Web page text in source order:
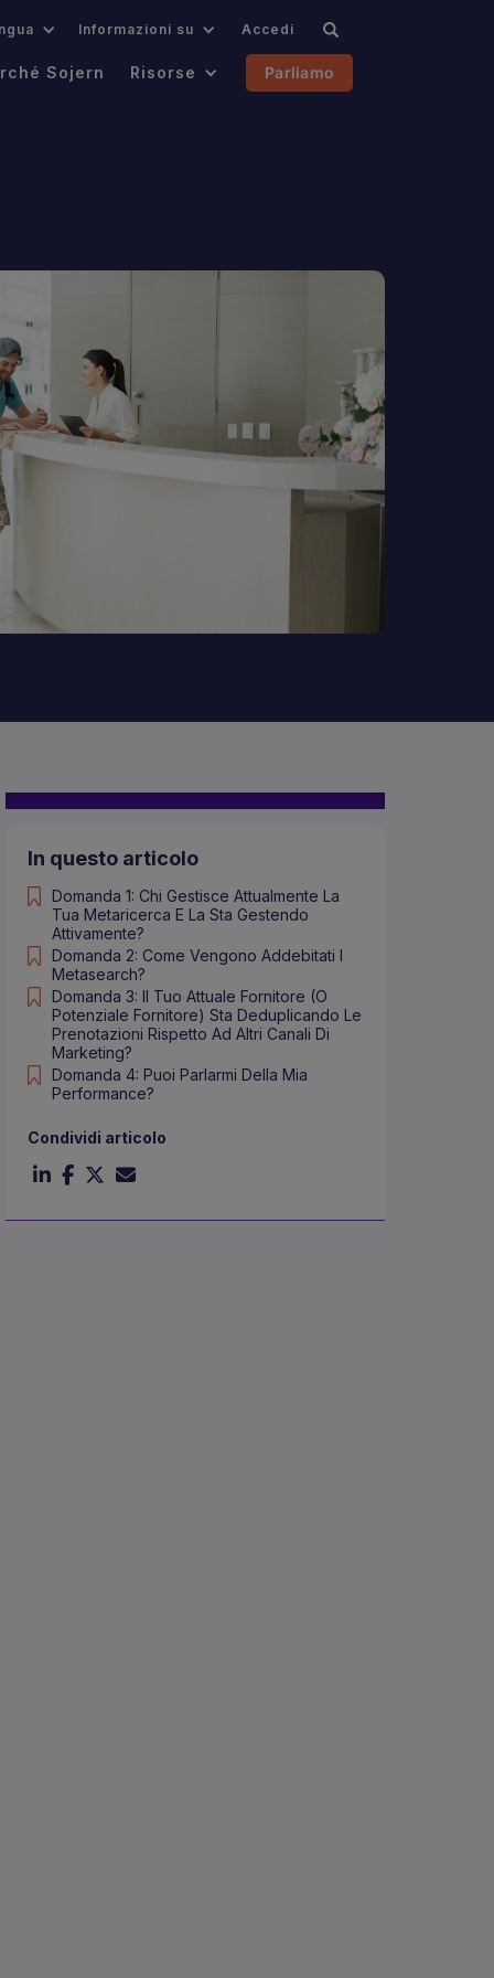
Informazioni su Accedi
Sojern Risorse Parliamo
In questo articolo
Domanda 1: Chi Gestisce Attualmente La
Tua Metaricerca E La Sta Gestendo
Attivamente?
Domanda 2: Come Vengono Addebitati I
Metasearch?
Domanda 3: Il Tuo Attuale Fornitore (o
Potenziale Fornitore) Sta Deduplicando Le
Prenotazioni Rispetto Ad Altri Canali Di
Marketing?
Domanda 4: Puoi Parlarmi Della Mia
Performance?
Condividi articolo